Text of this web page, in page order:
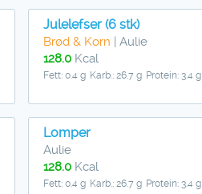
Julelefser (6 stk)
Brød & Korn | Aulie
128.0Kcal
Fett: 0.4 g Karb.: 26.7 g Protein: 3.4 g
Lomper
Aulie
128.0Kcal
Fett: 0.4 g Karb.: 26.7 g Protein: 3.4 g